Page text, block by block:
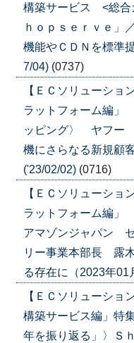
構築サービス <総合
ｈｏｐｓｅｒｖｅ」
機能やＣＤＮを標準
7/04) (0737)
【ＥＣソリューシ
ラットフォーム編」
ッピング〉 ヤフー
機にさらなる新規顧
('23/02/02) (0716)
【ＥＣソリューシ
ラットフォーム編」
アマゾンジャパン
リー事業本部長 露
る存在に（2023年01
【ＥＣソリューシ
構築サービス編」特
年を振り返る」〉